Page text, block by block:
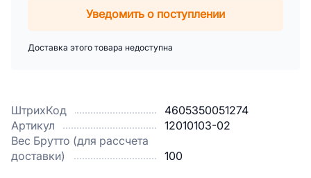
ШтрихКод
4605350051274
Артикул
12010103-02
Вес Брутто (для рассчета
доставки)
100
Уведомить о поступлении
Доставка этого товара недоступна